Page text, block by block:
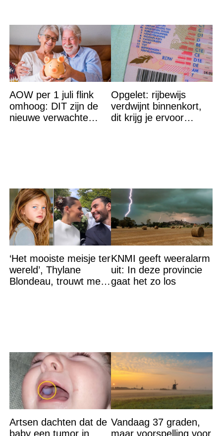
AOW per 1 juli flink
omhoog: DIT zijn de
nieuwe verwachte
Opgelet: rijbewijs
verdwijnt binnenkort,
dit krijg je ervoor
‘Het mooiste meisje ter
wereld’, Thylane
Blondeau, trouwt met
KNMI geeft weeralarm
uit: In deze provincie
gaat het zo los
Artsen dachten dat de
baby een tumor in
Vandaag 37 graden,
maar voorspelling voor